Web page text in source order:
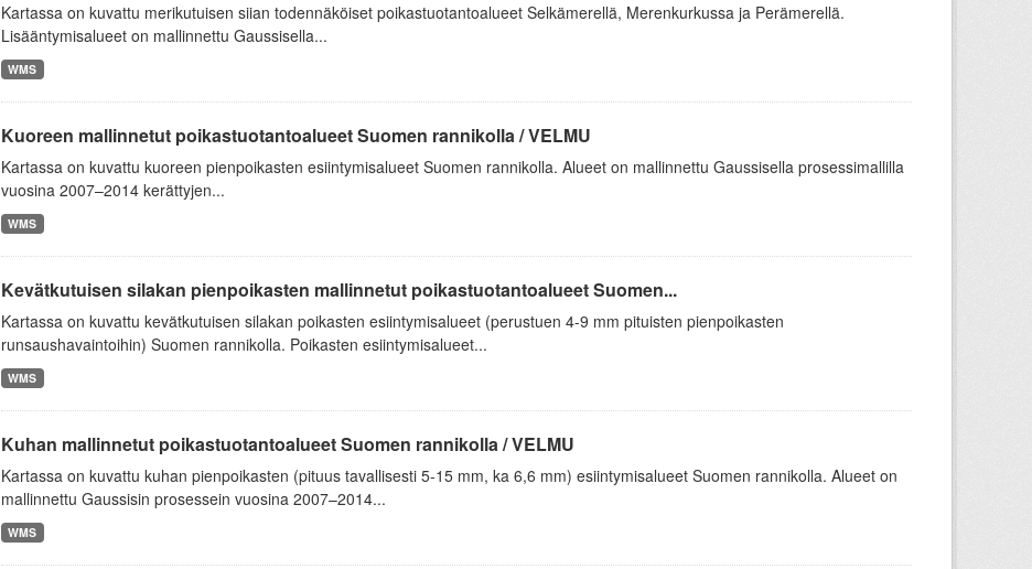
Kartassa on kuvattu merikutuisen siian todennäköiset poikastuotantoalueet Selkämerellä, Merenkurkussa ja Perämerellä.
Lisääntymisalueet on mallinnettu Gaussisella...
WMS
Kuoreen mallinnetut poikastuotantoalueet Suomen rannikolla / VELMU
Kartassa on kuvattu kuoreen pienpoikasten esiintymisalueet Suomen rannikolla. Alueet on mallinnettu Gaussisella prosessimallilla
vuosina 2007–2014 kerättyjen...
WMS
Kevätkutuisen silakan pienpoikasten mallinnetut poikastuotantoalueet Suomen...
Kartassa on kuvattu kevätkutuisen silakan poikasten esiintymisalueet (perustuen 4-9 mm pituisten pienpoikasten
runsaushavaintoihin) Suomen rannikolla. Poikasten esiintymisalueet...
WMS
Kuhan mallinnetut poikastuotantoalueet Suomen rannikolla / VELMU
Kartassa on kuvattu kuhan pienpoikasten (pituus tavallisesti 5-15 mm, ka 6,6 mm) esiintymisalueet Suomen rannikolla. Alueet on
mallinnettu Gaussisin prosessein vuosina 2007–2014...
WMS